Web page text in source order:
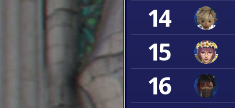
14
15
16